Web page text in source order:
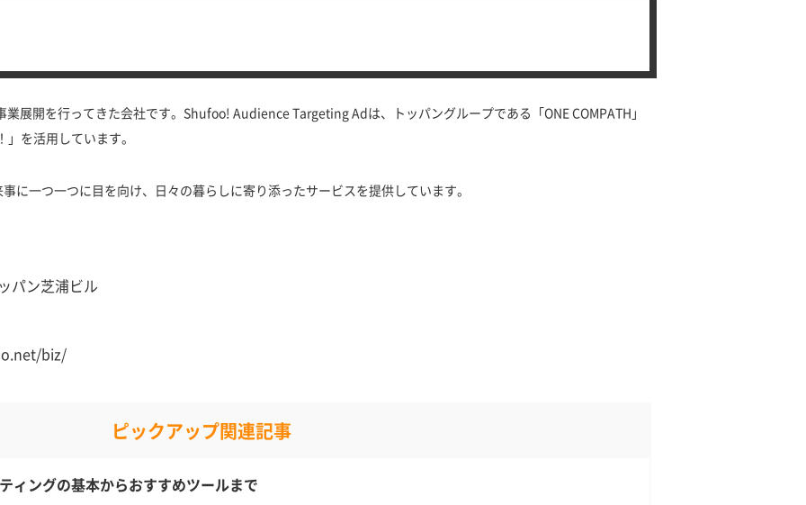
展開を行ってきた会社です。Shufoo! Audience Targeting Adは、トッパングループである「ONE COMPATH」
を活用しています。
に一つ一つに目を向け、日々の暮らしに寄り添ったサービスを提供しています。
パン芝浦ビル
biz/
ピックアップ関連記事
ィングの基本からおすすめツールまで